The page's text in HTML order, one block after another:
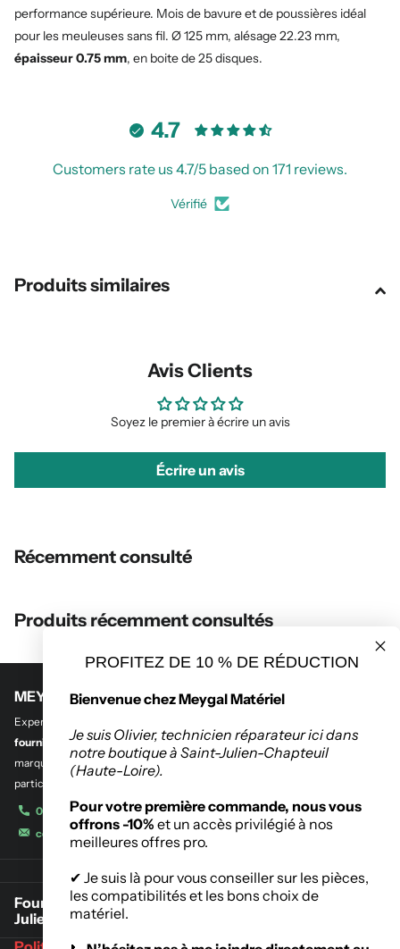
performance supérieure. Mois de bavure et de poussières idéal
pour les meuleuses sans fil. Ø 125 mm, alésage 22.23 mm,
épaisseur 0.75 mm, en boite de 25 disques.
4.7
Customers rate us 4.7/5 based on 171 reviews.
Vérifié
Produits similaires
Avis Clients
Soyez le premier à écrire un avis
Écrire un avis
Récemment consulté
Produits récemment consultés
MEYGAL MATERIEL
Experts en
fourniture industrielle.Découvrez notre sélection des plus grandes
marques de l’outillage destinés aux entreprises, administrations et
particuliers.
04 71 08 42 11
contact@meygalmat.fr
Fournisseur de matériaux de construction à Saint-
Julien-Chapteuil
PROFITEZ DE 10 % DE RÉDUCTION
Bienvenue chez Meygal Matériel
Je suis Olivier, technicien réparateur ici dans
notre boutique à Saint-Julien-Chapteuil
(Haute-Loire).
Pour votre première commande, nous vous
offrons -10% et un accès privilégié à nos
meilleures offres pro.
✔ Je suis là pour vous conseiller sur les pièces,
les compatibilités et les bons choix de
matériel.